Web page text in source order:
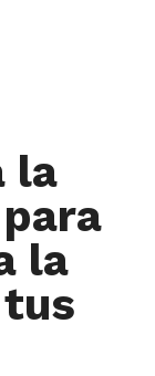
la
la